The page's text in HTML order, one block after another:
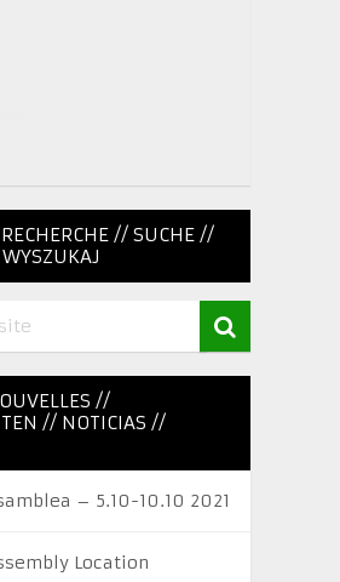
// SUCHE //
//
// NOTICIAS //
– 5.10-10.10 2021
Location